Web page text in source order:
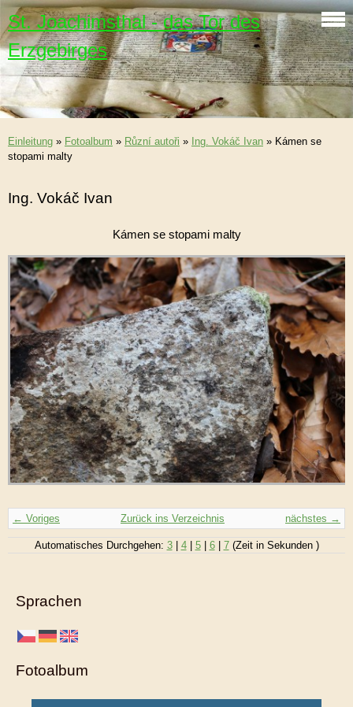
St. Joachimsthal - das Tor des
Erzgebirges
Einleitung » Fotoalbum » Různí autoři » Ing. Vokáč Ivan » Kámen se
stopami malty
Ing. Vokáč Ivan
Kámen se stopami malty
← Voriges nächstes →
Zurück ins Verzeichnis
Automatisches Durchgehen: 3| 4| 5| 6| 7(Zeit in Sekunden )
Sprachen
Fotoalbum